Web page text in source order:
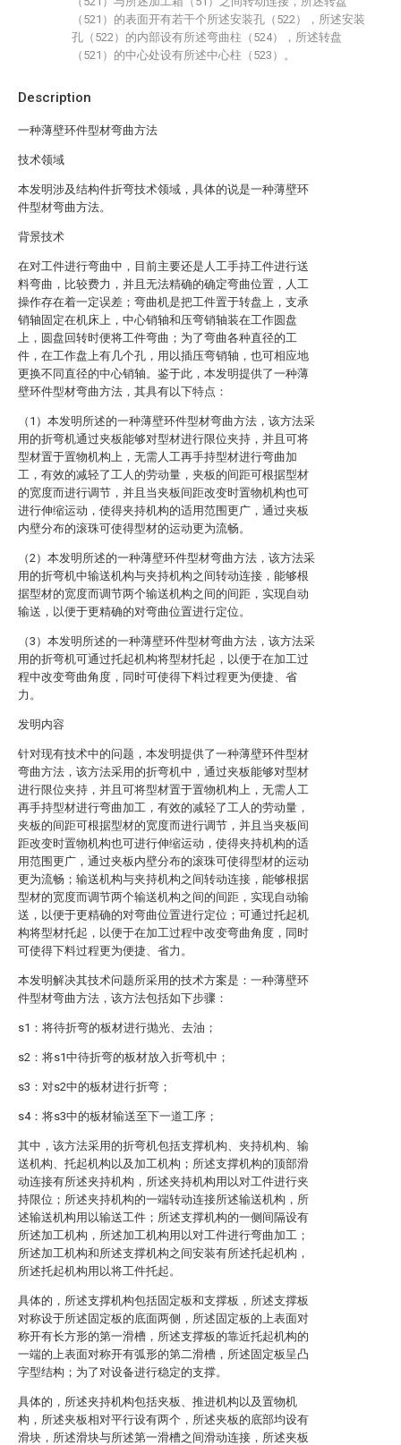
Description
一种薄壁环件型材弯曲方法
技术领域
本发明涉及结构件折弯技术领域，具体的说是一种薄壁环
件型材弯曲方法。
背景技术
在对工件进行弯曲中，目前主要还是人工手持工件进行送
料弯曲，比较费力，并且无法精确的确定弯曲位置，人工
操作存在着一定误差；弯曲机是把工件置于转盘上，支承
销轴固定在机床上，中心销轴和压弯销轴装在工作圆盘
上，圆盘回转时便将工件弯曲；为了弯曲各种直径的工
件，在工作盘上有几个孔，用以插压弯销轴，也可相应地
更换不同直径的中心销轴。鉴于此，本发明提供了一种薄
壁环件型材弯曲方法，其具有以下特点：
（1）本发明所述的一种薄壁环件型材弯曲方法，该方法采
用的折弯机通过夹板能够对型材进行限位夹持，并且可将
型材置于置物机构上，无需人工再手持型材进行弯曲加
工，有效的减轻了工人的劳动量，夹板的间距可根据型材
的宽度而进行调节，并且当夹板间距改变时置物机构也可
进行伸缩运动，使得夹持机构的适用范围更广，通过夹板
内壁分布的滚珠可使得型材的运动更为流畅。
（2）本发明所述的一种薄壁环件型材弯曲方法，该方法采
用的折弯机中输送机构与夹持机构之间转动连接，能够根
据型材的宽度而调节两个输送机构之间的间距，实现自动
输送，以便于更精确的对弯曲位置进行定位。
（3）本发明所述的一种薄壁环件型材弯曲方法，该方法采
用的折弯机可通过托起机构将型材托起，以便于在加工过
程中改变弯曲角度，同时可使得下料过程更为便捷、省
力。
发明内容
针对现有技术中的问题，本发明提供了一种薄壁环件型材
弯曲方法，该方法采用的折弯机中，通过夹板能够对型材
进行限位夹持，并且可将型材置于置物机构上，无需人工
再手持型材进行弯曲加工，有效的减轻了工人的劳动量，
夹板的间距可根据型材的宽度而进行调节，并且当夹板间
距改变时置物机构也可进行伸缩运动，使得夹持机构的适
用范围更广，通过夹板内壁分布的滚珠可使得型材的运动
更为流畅；输送机构与夹持机构之间转动连接，能够根据
型材的宽度而调节两个输送机构之间的间距，实现自动输
送，以便于更精确的对弯曲位置进行定位；可通过托起机
构将型材托起，以便于在加工过程中改变弯曲角度，同时
可使得下料过程更为便捷、省力。
本发明解决其技术问题所采用的技术方案是：一种薄壁环
件型材弯曲方法，该方法包括如下步骤：
s1：将待折弯的板材进行抛光、去油；
s2：将s1中待折弯的板材放入折弯机中；
s3：对s2中的板材进行折弯；
s4：将s3中的板材输送至下一道工序；
其中，该方法采用的折弯机包括支撑机构、夹持机构、输
送机构、托起机构以及加工机构；所述支撑机构的顶部滑
动连接有所述夹持机构，所述夹持机构用以对工件进行夹
持限位；所述夹持机构的一端转动连接所述输送机构，所
述输送机构用以输送工件；所述支撑机构的一侧间隔设有
所述加工机构，所述加工机构用以对工件进行弯曲加工；
所述加工机构和所述支撑机构之间安装有所述托起机构，
所述托起机构用以将工件托起。
具体的，所述支撑机构包括固定板和支撑板，所述支撑板
对称设于所述固定板的底面两侧，所述固定板的上表面对
称开有长方形的第一滑槽，所述支撑板的靠近托起机构的
一端的上表面对称开有弧形的第二滑槽，所述固定板呈凸
字型结构；为了对设备进行稳定的支撑。
具体的，所述夹持机构包括夹板、推进机构以及置物机
构，所述夹板相对平行设有两个，所述夹板的底部均设有
滑块，所述滑块与所述第一滑槽之间滑动连接，所述夹板
（521）的表面开有若干个所述安装孔（522），所述安装
孔（522）的内部设有所述弯曲柱（524），所述转盘
（521）的中心处设有所述中心柱（523）。